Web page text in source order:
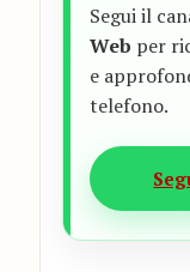
Segui il
Web per
e
telefono.